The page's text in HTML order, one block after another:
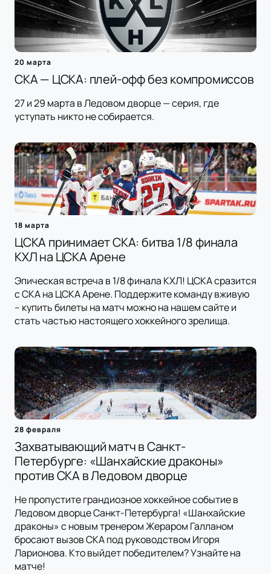
20 марта
СКА — ЦСКА: плей-офф без компромиссов
27 и 29 марта в Ледовом дворце — серия, где
уступать никто не собирается.
18 марта
ЦСКА принимает СКА: битва 1/8 финала
КХЛ на ЦСКА Арене
Эпическая встреча в 1/8 финала КХЛ! ЦСКА сразится
с СКА на ЦСКА Арене. Поддержите команду вживую
– купить билеты на матч можно на нашем сайте и
стать частью настоящего хоккейного зрелища.
28 февраля
Захватывающий матч в Санкт-
Петербурге: «Шанхайские драконы»
против СКА в Ледовом дворце
Не пропустите грандиозное хоккейное событие в
Ледовом дворце Санкт-Петербурга! «Шанхайские
драконы» с новым тренером Жераром Галланом
бросают вызов СКА под руководством Игоря
Ларионова. Кто выйдет победителем? Узнайте на
матче!